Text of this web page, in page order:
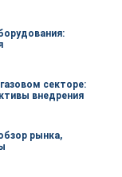
секторе:
внедрения
рынка,